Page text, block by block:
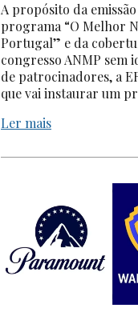
A propósito da
programa “O Melhor
Portugal” e da
congresso ANMP sem
de patrocinadores, a
que vai instaurar um
Ler mais